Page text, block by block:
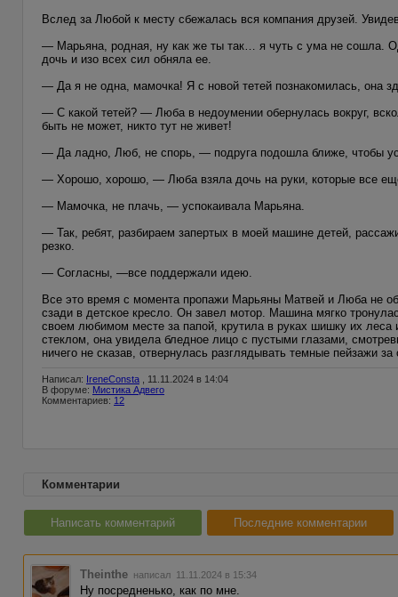
Вслед за Любой к месту сбежалась вся компания друзей.
— Марьяна, родная, ну как же ты так… я чуть с ума не сошла.
дочь и изо всех сил обняла ее.
— Да я не одна, мамочка! Я с новой тетей познакомилась, она
— С какой тетей? — Люба в недоумении обернулась вокруг,
быть не может, никто тут не живет!
— Да ладно, Люб, не спорь, — подруга подошла ближе, чтобы
— Хорошо, хорошо, — Люба взяла дочь на руки, которые все
— Мамочка, не плачь, — успокаивала Марьяна.
— Так, ребят, разбираем запертых в моей машине детей,
резко.
— Согласны, —все поддержали идею.
Все это время с момента пропажи Марьяны Матвей и Люба не
сзади в детское кресло. Он завел мотор. Машина мягко
своем любимом месте за папой, крутила в руках шишку их
стеклом, она увидела бледное лицо с пустыми глазами,
ничего не сказав, отвернулась разглядывать темные пейзажи за
Написал: IreneConsta , 11.11.2024 в 14:04
В форуме: Мистика Адвего
Комментариев: 12
Комментарии
Написать комментарий Последние комментарии
Theinthe написал 11.11.2024 в 15:34
Ну посредненько, как по мне.